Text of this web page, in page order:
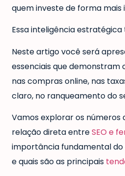
quem investe de forma mais
Essa inteligência estratégica
Neste artigo você será
essenciais que demonstram
nas compras online, nas
claro, no ranqueamento do
Vamos explorar os números
relação direta entreSEO e
importância fundamental do
e quais são as principais